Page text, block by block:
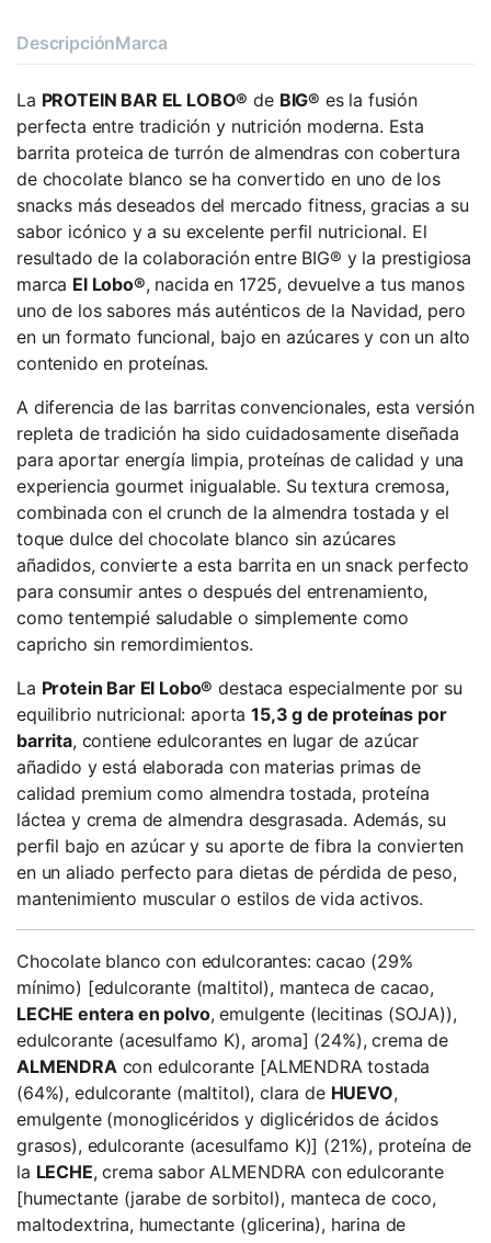
DescripciónMarca
La PROTEIN BAR EL LOBO® de BIG® es la fusión
perfecta entre tradición y nutrición moderna. Esta
barrita proteica de turrón de almendras con cobertura
de chocolate blanco se ha convertido en uno de los
snacks más deseados del mercado fitness, gracias a su
sabor icónico y a su excelente perfil nutricional. El
resultado de la colaboración entre BIG® y la prestigiosa
marca El Lobo®, nacida en 1725, devuelve a tus manos
uno de los sabores más auténticos de la Navidad, pero
en un formato funcional, bajo en azúcares y con un alto
contenido en proteínas.
A diferencia de las barritas convencionales, esta versión
repleta de tradición ha sido cuidadosamente diseñada
para aportar energía limpia, proteínas de calidad y una
experiencia gourmet inigualable. Su textura cremosa,
combinada con el crunch de la almendra tostada y el
toque dulce del chocolate blanco sin azúcares
añadidos, convierte a esta barrita en un snack perfecto
para consumir antes o después del entrenamiento,
como tentempié saludable o simplemente como
capricho sin remordimientos.
La Protein Bar El Lobo® destaca especialmente por su
equilibrio nutricional: aporta15,3 g de proteínas por
barrita, contiene edulcorantes en lugar de azúcar
añadido y está elaborada con materias primas de
calidad premium como almendra tostada, proteína
láctea y crema de almendra desgrasada. Además, su
perfil bajo en azúcar y su aporte de fibra la convierten
en un aliado perfecto para dietas de pérdida de peso,
mantenimiento muscular o estilos de vida activos.
Chocolate blanco con edulcorantes: cacao (29%
mínimo) [edulcorante (maltitol), manteca de cacao,
LECHE entera en polvo, emulgente (lecitinas (SOJA)),
edulcorante (acesulfamo K), aroma] (24%), crema de
ALMENDRAcon edulcorante [ALMENDRA tostada
(64%), edulcorante (maltitol), clara de HUEVO,
emulgente (monoglicéridos y diglicéridos de ácidos
grasos), edulcorante (acesulfamo K)] (21%), proteína de
la LECHE, crema sabor ALMENDRA con edulcorante
[humectante (jarabe de sorbitol), manteca de coco,
maltodextrina, humectante (glicerina), harina de